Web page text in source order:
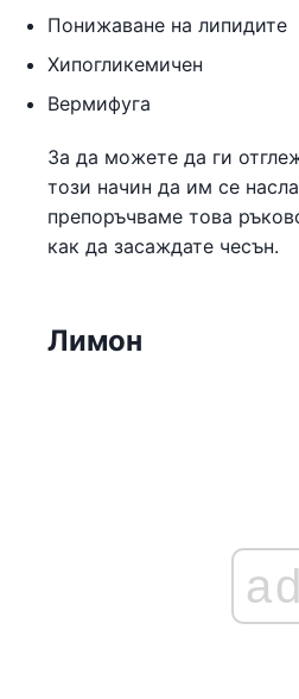
Понижаване на липидите
Хипогликемичен
Вермифуга
За да можете да ги
този начин да им се
препоръчваме това
как да засаждате чесън.
Лимон
ad